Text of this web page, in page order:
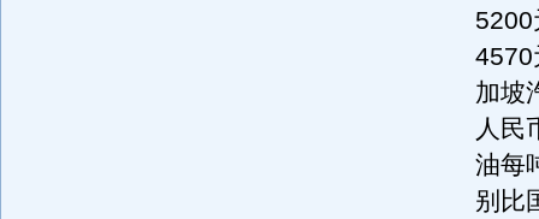
5200
4570
加坡
人民
油每
别比